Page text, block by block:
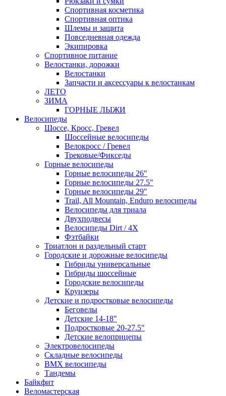
Спортивная косметика
Спортивная оптика
Шлемы и защита
Повседневная одежда
Экипировка
Спортивное питание
Велостанки, дорожки
Велостанки
Запчасти и аксессуары к велостанкам
ЛЕТО
ЗИМА
ГОРНЫЕ ЛЫЖИ
Велосипеды
Шоссе, Кросс, Гревел
Шоссейные велосипеды
Велокросс / Гревел
Трековые/Фикседы
Горные велосипеды
Горные велосипеды 26"
Горные велосипеды 27.5"
Горные велосипеды 29"
Trail, All Mountain, Enduro велосипеды
Велосипеды для триала
Двухподвесы
Велосипеды Dirt / 4X
Фэтбайки
Триатлон и раздельный старт
Городские и дорожные велосипеды
Гибриды универсальные
Гибриды шоссейные
Городские велосипеды
Круизеры
Детские и подростковые велосипеды
Беговелы
Детские 14-18"
Подростковые 20-27.5"
Детские велоприцепы
Электровелосипеды
Складные велосипеды
BMX велосипеды
Тандемы
Байкфит
Веломастерская